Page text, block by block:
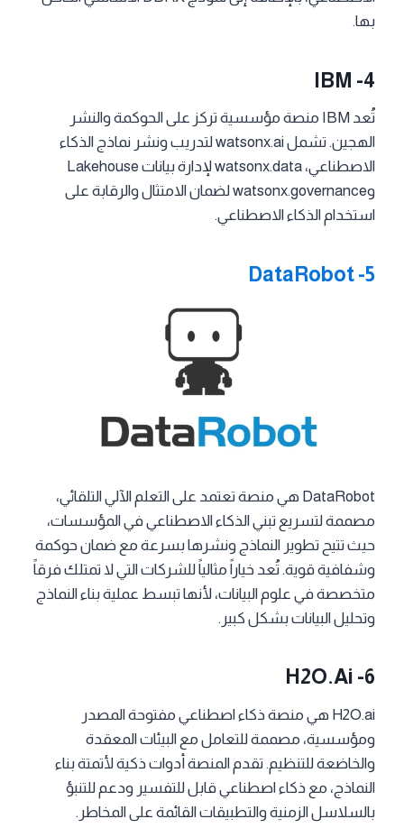
بها.
IBM -4
تُعد IBM منصة مؤسسية تركز على الحوكمة والنشر
الهجين. تشمل watsonx.ai لتدريب ونشر نماذج الذكاء
الاصطناعي، watsonx.data لإدارة بيانات Lakehouse
وwatsonx.governance لضمان الامتثال والرقابة على
استخدام الذكاء الاصطناعي.
DataRobot-5
DataRobot هي منصة تعتمد على التعلم الآلي التلقائي،
مصممة لتسريع تبني الذكاء الاصطناعي في المؤسسات،
حيث تتيح تطوير النماذج ونشرها بسرعة مع ضمان حوكمة
وشفافية قوية. تُعد خياراً مثالياً للشركات التي لا تمتلك فرقاً
متخصصة في علوم البيانات، لأنها تبسط عملية بناء النماذج
وتحليل البيانات بشكل كبير.
H2O.ai -6
H2O.ai هي منصة ذكاء اصطناعي مفتوحة المصدر
ومؤسسية، مصممة للتعامل مع البيئات المعقدة
والخاضعة للتنظيم. تقدم المنصة أدوات ذكية لأتمتة بناء
النماذج، مع ذكاء اصطناعي قابل للتفسير ودعم للتنبؤ
بالسلاسل الزمنية والتطبيقات القائمة على المخاطر.